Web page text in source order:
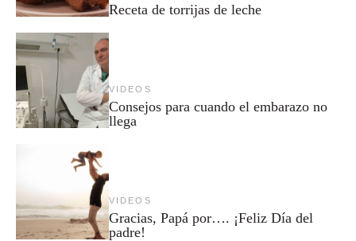
Receta de torrijas de leche
VIDEOS
Consejos para cuando el embarazo no
llega
VIDEOS
Gracias, Papá por…. ¡Feliz Día del
padre!